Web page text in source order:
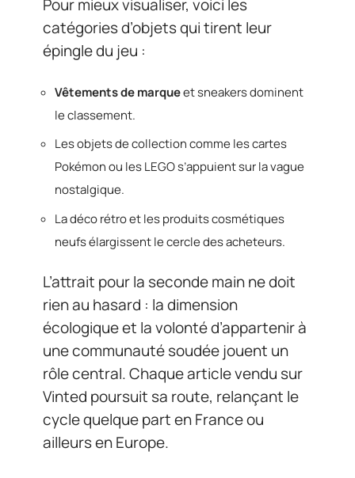
Pour mieux visualiser, voici les
catégories d’objets qui tirent leur
épingle du jeu :
Vêtements de marqueet sneakers dominent
le classement.
Les objets de collection comme les cartes
Pokémon ou les LEGO s’appuient sur la vague
nostalgique.
La déco rétro et les produits cosmétiques
neufs élargissent le cercle des acheteurs.
L’attrait pour la seconde main ne doit
rien au hasard : la dimension
écologique et la volonté d’appartenir à
une communauté soudée jouent un
rôle central. Chaque article vendu sur
Vinted poursuit sa route, relançant le
cycle quelque part en France ou
ailleurs en Europe.